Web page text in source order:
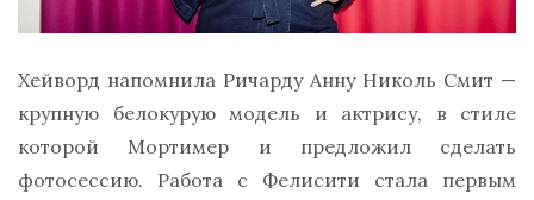
Хейворд напомнила Ричарду Анну Николь Смит —
крупную белокурую модель и актрису, в стиле
которой Мортимер и предложил сделать
фотосессию. Работа с Фелисити стала первым